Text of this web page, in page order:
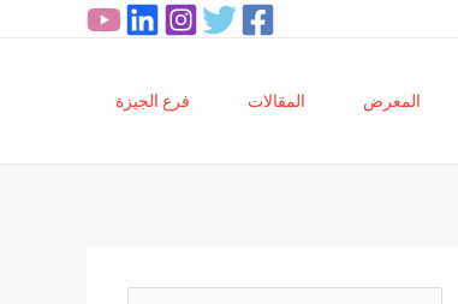
المعرض المقالات فرع الجيزة